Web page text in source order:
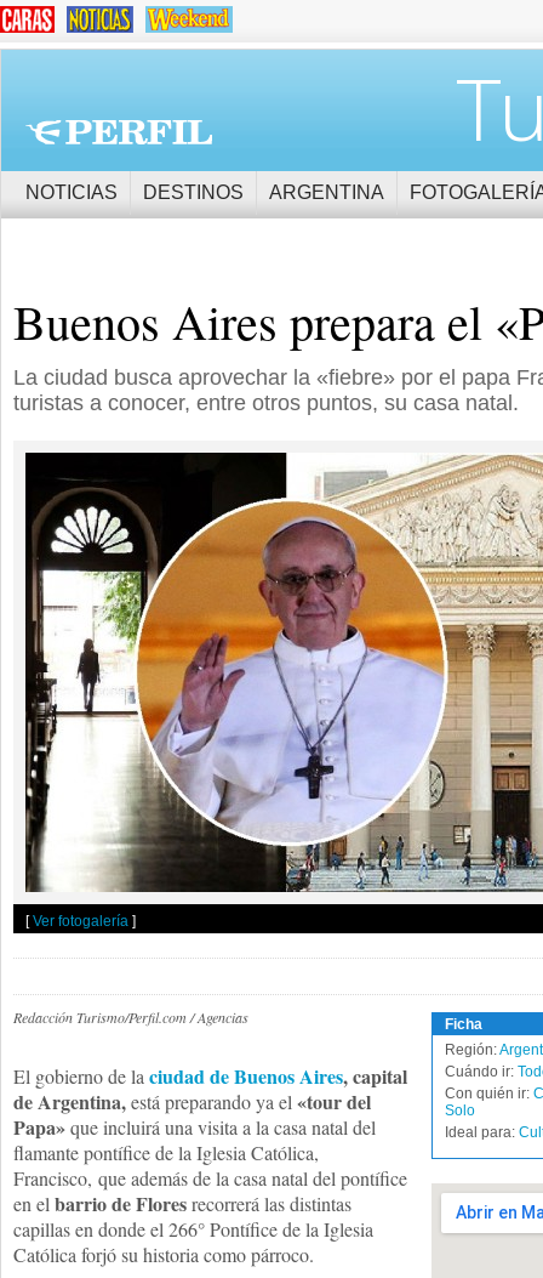
NOTICIAS DESTINOS ARGENTINA
Buenos Aires prepara el
La ciudad busca aprovechar la «fiebre» por el papa
turistas a conocer, entre otros puntos, su casa natal.
[Ver fotogalería ]
Ficha
Región:
Cuándo ir:
Con quién ir:
Solo
Ideal para:
Redacción Turismo/Perfil.com / Agencias
El gobierno de la ciudad de Buenos Aires, capital
de Argentina,está preparando ya el «tour del
Papa»que incluirá una visita a la casa natal del
flamante pontífice de la Iglesia Católica,
Francisco, que además de la casa natal del pontífice
en el barrio de Floresrecorrerá las distintas
capillas en donde el 266° Pontífice de la Iglesia
Católica forjó su historia como párroco.